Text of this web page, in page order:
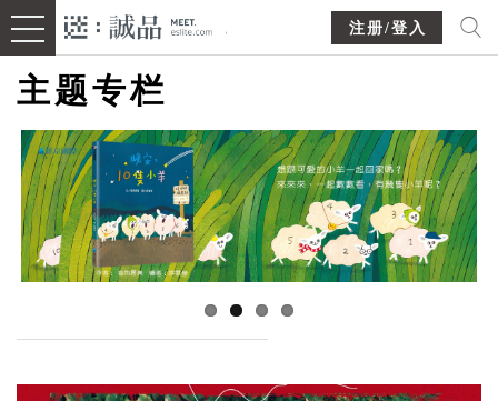
注册/登入
主题专栏